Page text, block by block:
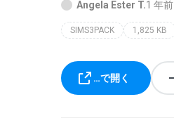
Angela Ester T.1 年前
SIMS3PACK 1,825 KB
…で開く